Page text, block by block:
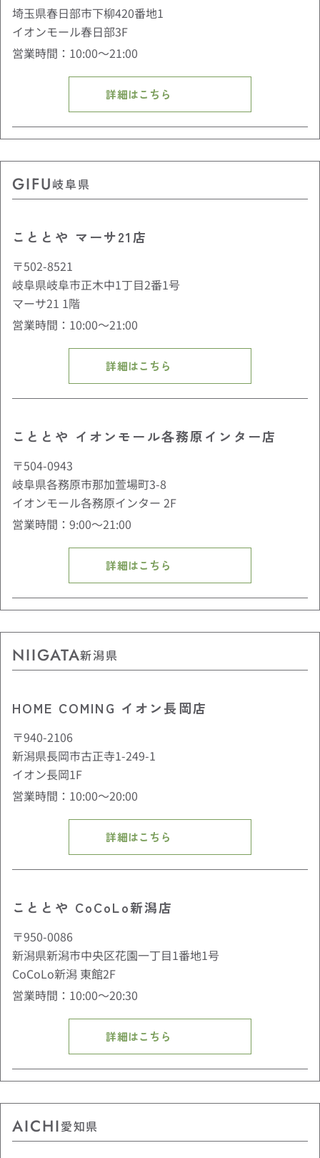
埼玉県春日部市下柳420番地1
イオンモール春日部3F
営業時間：10:00〜21:00
詳細はこちら
GIFU岐阜県
こととや マーサ21店
〒502-8521
岐阜県岐阜市正木中1丁目2番1号
マーサ21 1階
営業時間：10:00〜21:00
詳細はこちら
こととや イオンモール各務原インター店
〒504-0943
岐阜県各務原市那加萱場町3-8
イオンモール各務原インター 2F
営業時間：9:00〜21:00
詳細はこちら
NIIGATA新潟県
HOME COMING イオン長岡店
〒940-2106
新潟県長岡市古正寺1-249-1
イオン長岡1F
営業時間：10:00〜20:00
詳細はこちら
こととや CoCoLo新潟店
〒950-0086
新潟県新潟市中央区花園一丁目1番地1号
CoCoLo新潟 東館2F
営業時間：10:00〜20:30
詳細はこちら
AICHI愛知県